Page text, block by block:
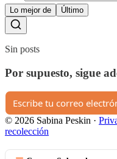
Lo mejor de Último
Sin posts
Por supuesto, sigue
© 2026 Sabina Peskin ·
recolección